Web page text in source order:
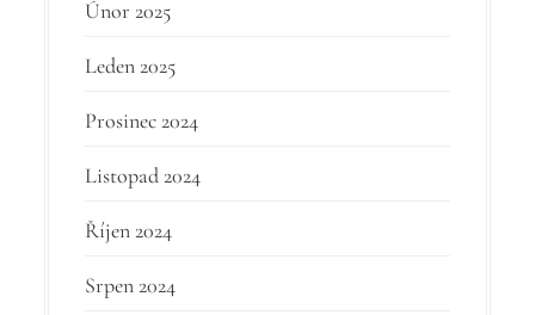
Únor 2025
Leden 2025
Prosinec 2024
Listopad 2024
Říjen 2024
Srpen 2024